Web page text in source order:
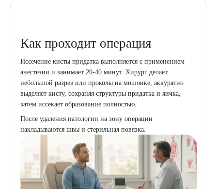
Как проходит операция
Иссечение кисты придатка выполняется с применением
анестезии и занимает 20-40 минут. Хирург делает
небольшой разрез или проколы на мошонке, аккуратно
выделяет кисту, сохраняя структуры придатка и яичка,
затем иссекает образование полностью.
После удаления патологии на зону операции
накладываются швы и стерильная повязка.